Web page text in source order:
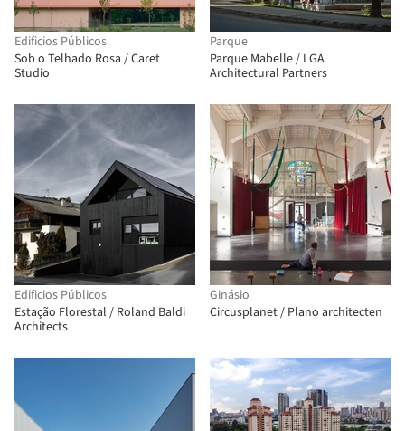
Edificios Públicos
Sob o Telhado Rosa / Caret
Studio
Parque
Parque Mabelle / LGA
Architectural Partners
Edificios Públicos
Estação Florestal / Roland Baldi
Architects
Ginásio
Circusplanet / Plano architecten